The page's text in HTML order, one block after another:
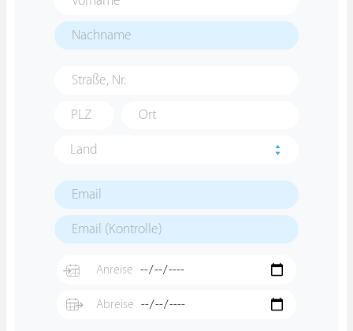
Land